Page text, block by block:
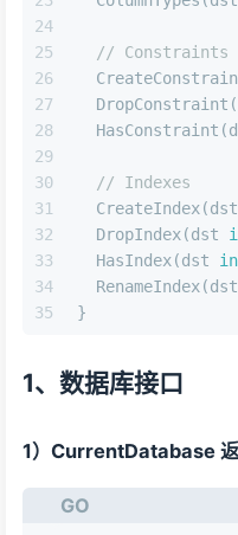
24
25
26
27
28
29
30
31
32
33
34
35
// Constraints
// Indexes
  CreateIndex(dst
  DropIndex(dst
  HasIndex(dst
  RenameIndex(dst
}
1、数据库接口
1）CurrentDatabase
GO